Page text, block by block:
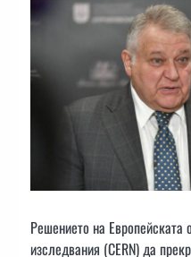
Решението на Европейската
изследвания (CERN) да